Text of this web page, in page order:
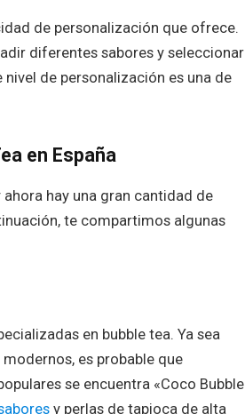
de personalización que ofrece.
diferentes sabores y seleccionar
de personalización es una de
en España
hay una gran cantidad de
te compartimos algunas
en bubble tea. Ya sea
es probable que
se encuentra «Coco Bubble
y perlas de tapioca de alta